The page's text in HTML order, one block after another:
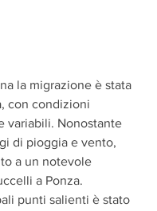
la migrazione è stata
con condizioni
variabili. Nonostante
di pioggia e vento,
a un notevole
a Ponza.
punti salienti è stato